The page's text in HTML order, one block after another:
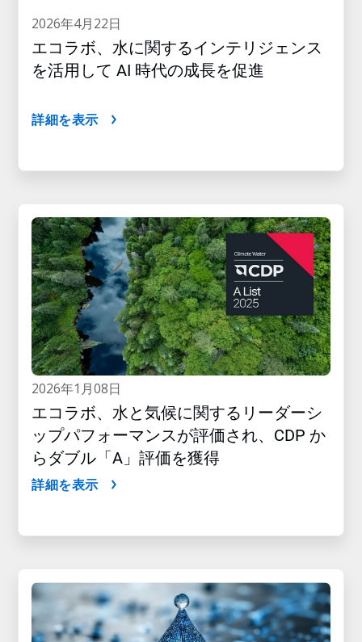
2026年4月22日
エコラボ、水に関するインテリジェンス
を活用して AI 時代の成長を促進
詳細を表示
2026年1月08日
エコラボ、水と気候に関するリーダーシ
ップパフォーマンスが評価され、CDP か
らダブル「A」評価を獲得
詳細を表示